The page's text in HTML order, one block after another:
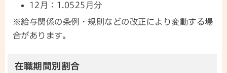
12月：1.0525月分
※給与関係の条例・規則などの改正により変動する場
合があります。
在職期間別割合